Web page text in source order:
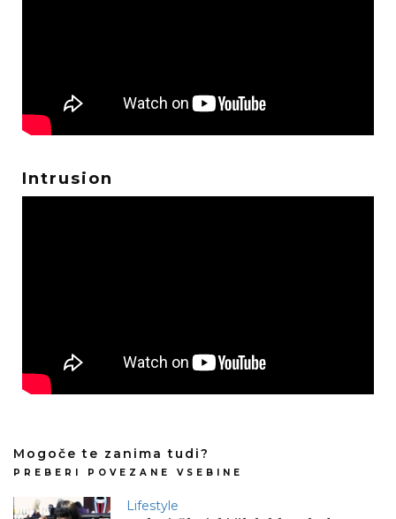
Intrusion
Mogoče te zanima tudi?
PREBERI POVEZANE VSEBINE
Lifestyle